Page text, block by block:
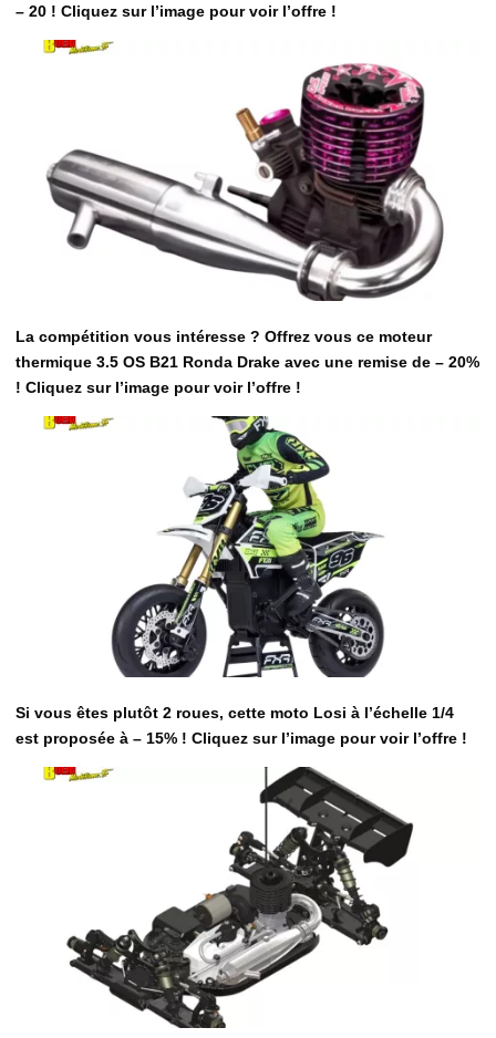
– 20 ! Cliquez sur l’image pour voir l’offre !
La compétition vous intéresse ? Offrez vous ce moteur
thermique 3.5 OS B21 Ronda Drake avec une remise de – 20%
! Cliquez sur l’image pour voir l’offre !
Si vous êtes plutôt 2 roues, cette moto Losi à l’échelle 1/4
est proposée à – 15% ! Cliquez sur l’image pour voir l’offre !